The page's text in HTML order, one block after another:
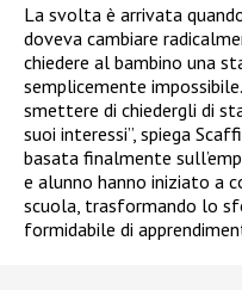
La svolta è arrivata
doveva cambiare
chiedere al bambino una
semplicemente
smettere di chiedergli di
suoi interessi”, spiega
basata finalmente
e alunno hanno iniziato a
scuola, trasformando lo
formidabile di